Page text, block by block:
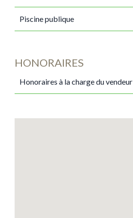
Piscine publique
HONORAIRES
Honoraires à la charge du vendeur